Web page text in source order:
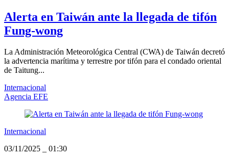
Alerta en Taiwán ante la llegada de tifón
Fung-wong
La Administración Meteorológica Central (CWA) de Taiwán decretó
la advertencia marítima y terrestre por tifón para el condado oriental
de Taitung...
Internacional
Agencia EFE
Internacional
03/11/2025
01:30